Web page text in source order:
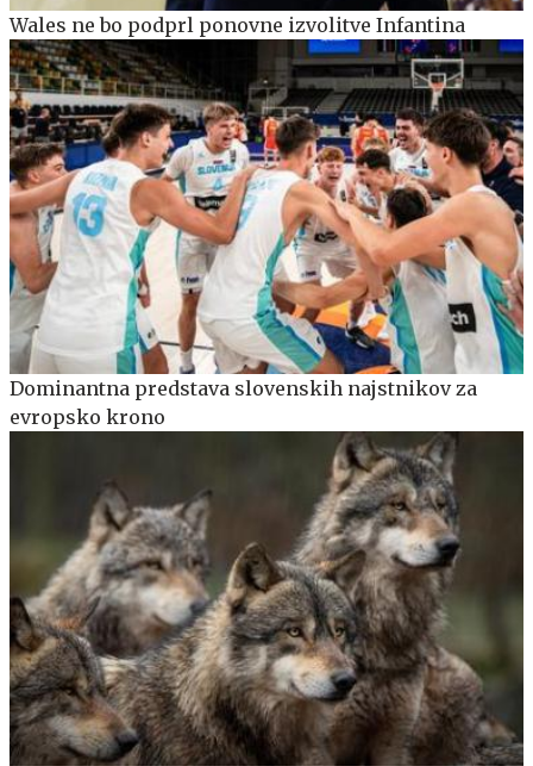
Wales ne bo podprl ponovne izvolitve Infantina
Dominantna predstava slovenskih najstnikov za
evropsko krono